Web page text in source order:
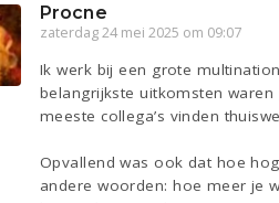
Procne
zaterdag 24 mei 2025 om 09:07
Ik werk bij een grote
belangrijkste uitkomsten
meeste collega’s vinden
Opvallend was ook dat hoe
andere woorden: hoe meer je